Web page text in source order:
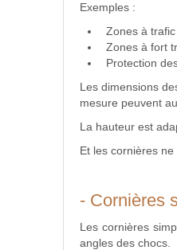
Exemples :
Zones à
Zones à fort
Protection
Les dimensions
mesure peuvent
La hauteur est
Et les cornières
- Cornières
Les cornières
angles des chocs.